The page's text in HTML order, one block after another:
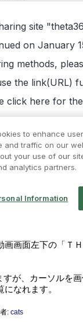
画面左下の「Ｔ
が、カーソルを
なれます。
: cats